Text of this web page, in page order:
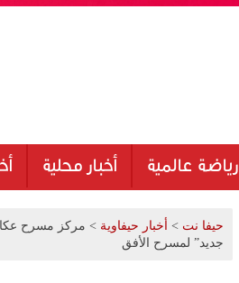
رياضة عالمية أخبار محلية
حيفا نت > أخبار حيفاوية > مركز مسرح
جديد” لمسرح الأفق